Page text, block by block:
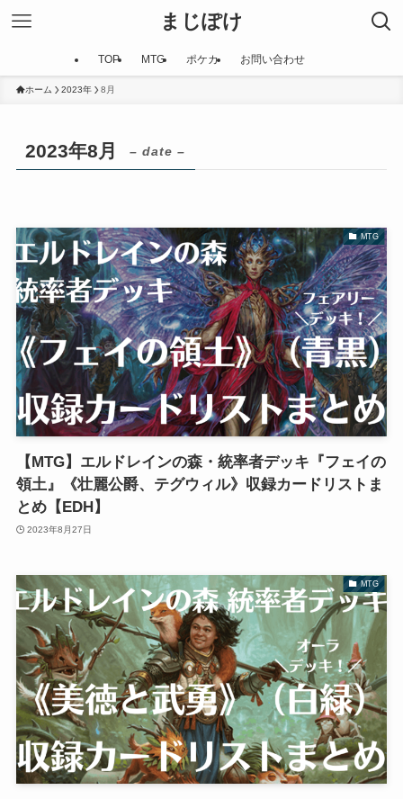
まじぽけ
TOP MTG ポケカ お問い合わせ
ホーム 2023年 8月
2023年8月 – date –
MTG
【MTG】エルドレインの森・統率者デッキ『フェイの
領土』《壮麗公爵、テグウィル》収録カードリストま
とめ【EDH】
2023年8月27日
MTG